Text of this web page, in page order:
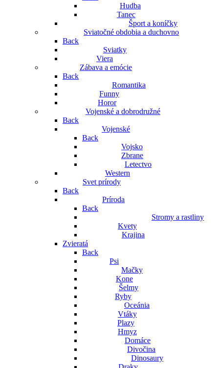
Hudba
Tanec
Šport a koníčky
Sviatočné obdobia a duchovno
Back
Sviatky
Viera
Zábava a emócie
Back
Romantika
Funny
Horor
Vojenské a dobrodružné
Back
Vojenské
Back
Vojsko
Zbrane
Letectvo
Western
Svet prírody
Back
Príroda
Back
Stromy a rastliny
Kvety
Krajina
Zvieratá
Back
Psi
Mačky
Kone
Šelmy
Ryby
Oceánia
Vtáky
Plazy
Hmyz
Domáce
Divočina
Dinosaury